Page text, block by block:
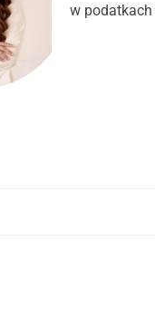
w